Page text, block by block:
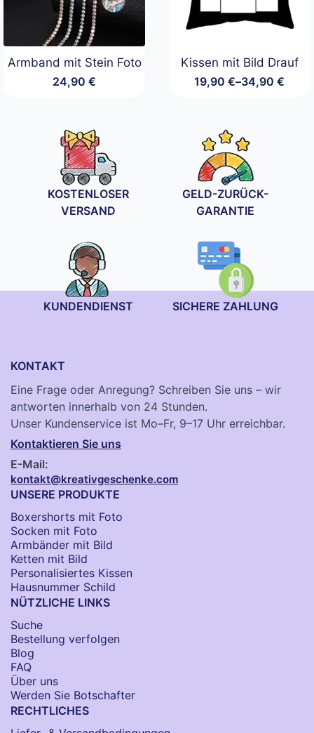
Armband mit Stein Foto
24,90€
Kissen mit Bild Drauf
19,90€–34,90€
Preisspanne:
KOSTENLOSER
VERSAND
GELD-ZURÜCK-
GARANTIE
KUNDENDIENST SICHERE ZAHLUNG
KONTAKT
Eine Frage oder Anregung? Schreiben Sie uns – wir
antworten innerhalb von 24 Stunden.
Unser Kundenservice ist Mo–Fr, 9–17 Uhr erreichbar.
Kontaktieren Sie uns
E-Mail:
kontakt@kreativgeschenke.com
UNSERE PRODUKTE
Boxershorts mit Foto
Socken​ mit Foto
Armbänder mit Bild​
Ketten mit Bild
Personalisiertes Kissen
Hausnummer Schild
NÜTZLICHE LINKS
Suche
Bestellung verfolgen
Blog
FAQ
Über uns
Werden Sie Botschafter
RECHTLICHES